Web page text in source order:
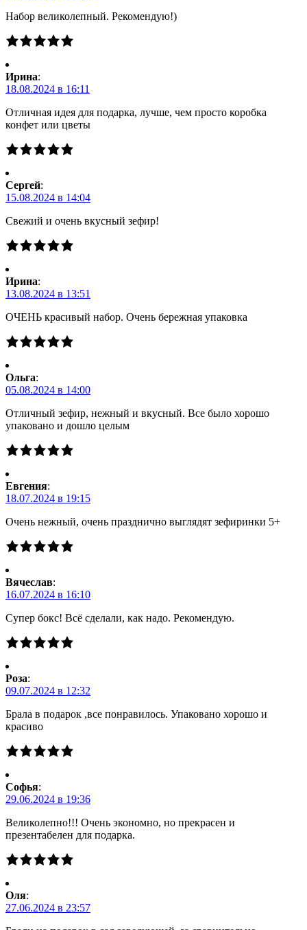
Набор великолепный. Рекомендую!)
Ирина:
18.08.2024 в 16:11
Отличная идея для подарка, лучше, чем просто коробка
конфет или цветы
Сергей:
15.08.2024 в 14:04
Свежий и очень вкусный зефир!
Ирина:
13.08.2024 в 13:51
ОЧЕНЬ красивый набор. Очень бережная упаковка
Ольга:
05.08.2024 в 14:00
Отличный зефир, нежный и вкусный. Все было хорошо
упаковано и дошло целым
Евгения:
18.07.2024 в 19:15
Очень нежный, очень празднично выглядят зефиринки 5+
Вячеслав:
16.07.2024 в 16:10
Супер бокс! Всё сделали, как надо. Рекомендую.
Роза:
09.07.2024 в 12:32
Брала в подарок ,все понравилось. Упаковано хорошо и
красиво
Софья:
29.06.2024 в 19:36
Великолепно!!! Очень экономно, но прекрасен и
презентабелен для подарка.
Оля:
27.06.2024 в 23:57